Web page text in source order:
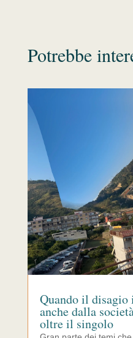
Potrebbe
Quando il disagio
anche dalla
oltre il singolo